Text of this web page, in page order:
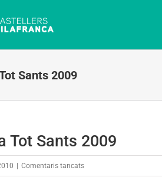
Sants 2009
Tot Sants 2009
Comentaris tancatsa